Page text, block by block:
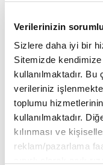
Verilerinizin sorumlu
Sizlere daha iyi bir
Sitemizde
kullanılmaktadır.
verileriniz
toplumu
kullanılmaktadır.
kılınması ve
reklam/pazarlama
tanıma sanatı
Kadınların
savı bir